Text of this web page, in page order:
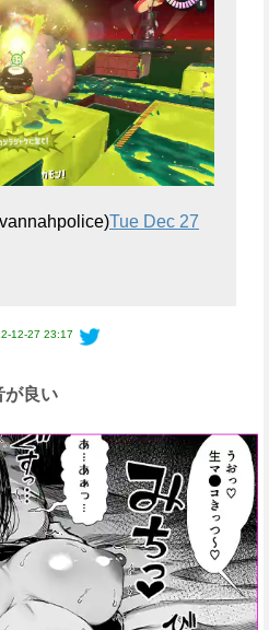
Tue Dec 27
12-27 23:17
が良い